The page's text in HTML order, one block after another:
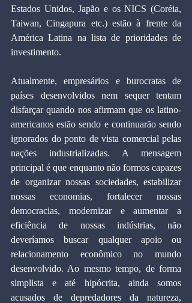
Estados Unidos, Japão e os NICS (Coréia,
Taiwan, Cingapura etc.) estão à frente da
América Latina na lista de prioridades de
investimento.
Atualmente, empresários e burocratas de
países desenvolvidos nem sequer tentam
disfarçar quando nos afirmam que os latino-
americanos estão sendo e continuarão sendo
ignorados do ponto de vista comercial pelas
nações industrializadas. A mensagem
principal é que enquanto não formos capazes
de organizar nossas sociedades, estabilizar
nossas economias, fortalecer nossas
democracias, modernizar e aumentar a
eficiência de nossas indústrias, não
deveríamos buscar qualquer apoio ou
relacionamento econômico no mundo
desenvolvido. Ao mesmo tempo, de forma
simplista e até hipócrita, ainda somos
acusados de depredadores da natureza,